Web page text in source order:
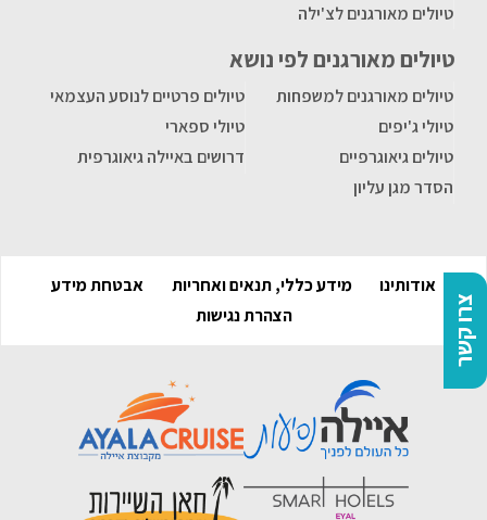
צרו קשר
טיולים מאורגנים לצ'ילה
טיולים מאורגנים לפי נושא
טיולים מאורגנים למשפחות
טיולים פרטיים לנוסע העצמאי
טיולי ג'יפים
טיולי ספארי
טיולים גיאוגרפיים
דרושים באיילה גיאוגרפית
הסדר מגן עליון
אודותינו מידע כללי, תנאים ואחריות
אבטחת מידע
הצהרת נגישות